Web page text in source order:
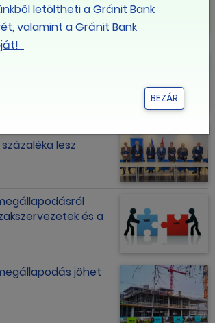
értük el az
lesz
és a
jöhet
letöltheti a Gránit Bank
valamint a Gránit Bank
BEZÁR